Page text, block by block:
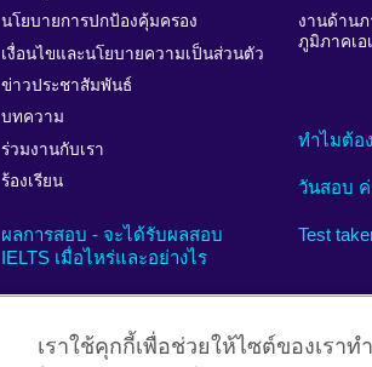
นโยบายการปกป้องคุ้มครอง
เงื่อนไขและนโยบายความเป็นส่วนตัว
ข่าวประชาสัมพันธ์
บทความ
ร่วมงานกับเรา
ร้องเรียน
งานด้านภ
ภูมิภาคเอ
ทำไมต้อ
วันสอบ
ผลการสอบ - จะได้รับผลสอบ
IELTS เมื่อไหร่และอย่างไร
Test
เราใช้คุกกี้เพื่อช่วยให้ไซต์ของเรา